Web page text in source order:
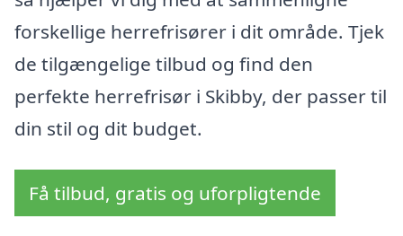
forskellige herrefrisører i dit område. Tjek
de tilgængelige tilbud og find den
perfekte herrefrisør i Skibby, der passer til
din stil og dit budget.
Få tilbud, gratis og uforpligtende